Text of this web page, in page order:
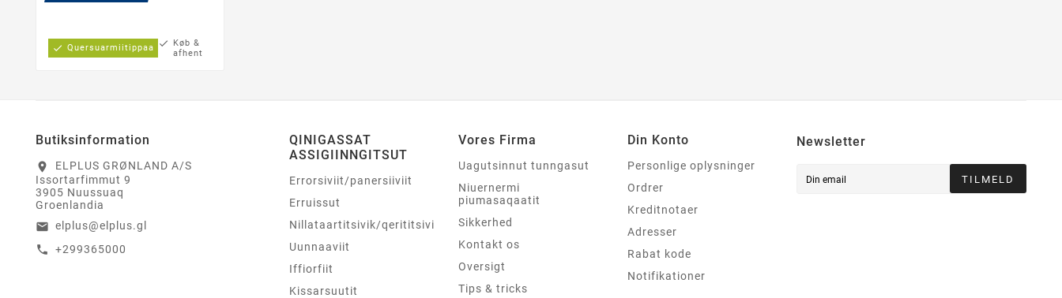
check Quersuarmiitippaa check
Køb &
afhent
Butiksinformation
location_on
ELPLUS GRØNLAND A/S
Issortarfimmut 9
3905 Nuussuaq
Groenlandia
email elplus@elplus.gl
call +299365000
QINIGASSAT
ASSIGIINNGITSUT
Errorsiviit/panersiiviit
Erruissut
Nillataartitsivik/qerititsivik
Uunnaaviit
Iffiorfiit
Kissarsuutit
Vores Firma
Uagutsinnut tunngasut
Niuernermi
piumasaqaatit
Sikkerhed
Kontakt os
Oversigt
Tips & tricks
Din Konto
Personlige oplysninger
Ordrer
Kreditnotaer
Adresser
Rabat kode
Notifikationer
Newsletter
TILMELD